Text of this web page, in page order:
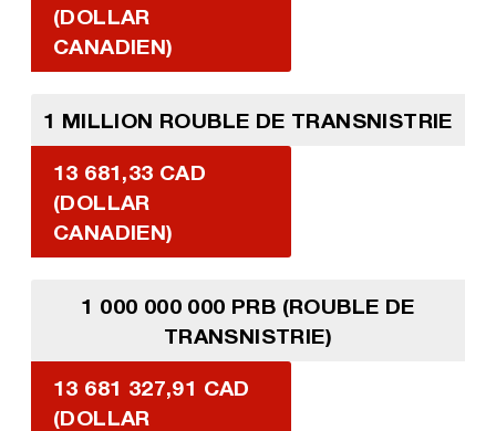
(DOLLAR
CANADIEN)
1 MILLION ROUBLE DE TRANSNISTRIE
13 681,33 CAD
(DOLLAR
CANADIEN)
1 000 000 000 PRB (ROUBLE DE
TRANSNISTRIE)
13 681 327,91 CAD
(DOLLAR